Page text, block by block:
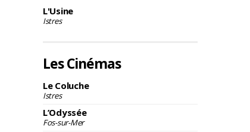
L'Usine
Istres
Les Cinémas
Le Coluche
Istres
L’Odyssée
Fos-sur-Mer